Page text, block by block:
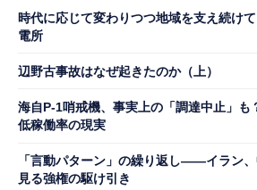
時代に応じて変わりつつ地域を支え続け
電所
辺野古事故はなぜ起きたのか（上）
海自P-1哨戒機、事実上の「調達中止」も
低稼働率の現実
「言動パターン」の繰り返し――イラン
見る強権の駆け引き